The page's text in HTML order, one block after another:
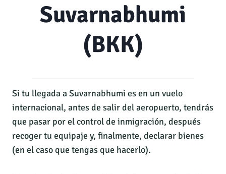
Suvarnabhumi
(BKK)
Si tu llegada a Suvarnabhumi es en un vuelo
internacional, antes de salir del aeropuerto, tendrás
que pasar por el control de inmigración, después
recoger tu equipaje y, finalmente, declarar bienes
(en el caso que tengas que hacerlo).